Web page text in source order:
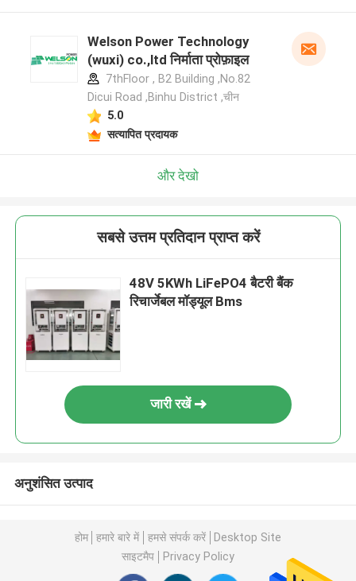
Welson Power Technology
(wuxi) co.,ltd निर्माता प्रोफ़ाइल
7thFloor , B2 Building ,No.82
Dicui Road ,Binhu District ,चीन
5.0
सत्यापित प्रदायक
और देखो
सबसे उत्तम प्रतिदान प्राप्त करें
48V 5KWh LiFePO4 बैटरी बैंक
रिचार्जेबल मॉड्यूल Bms
जारी रखें
अनुशंसित उत्पाद
होम हमारे बारे में हमसे संपर्क करें
Desktop Site
साइटमैप
Privacy Policy